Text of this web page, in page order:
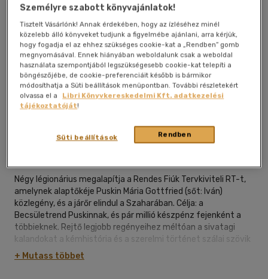
Beleolvasok
Négy légionárius megalapítja a Rendes Fiúk Tervkiviteli RT-t,
amelynek alaptőkéje Puskin Mária Gottfried (sőt: Iván)
közlegény, és a járőr elindul a Szaharában. Célja: a
Becsületrend Puskinnak, és pár millió készpénz fejenként a
többieknek. Rejtő legjobb regényeihez méltóan a sivatagi
kalandokat a kémhistória és a szerelmi történet szálai szövik
át.
+ Mutass többet
Személyre szabott könyvajánlatok!
Tisztelt Vásárlónk! Annak érdekében, hogy az ízléséhez minél
közelebb álló könyveket tudjunk a figyelmébe ajánlani, arra kérjük,
hogy fogadja el az ehhez szükséges cookie-kat a „Rendben” gomb
megnyomásával. Ennek hiányában weboldalunk csak a weboldal
használata szempontjából legszükségesebb cookie-kat telepíti a
böngészőjébe, de cookie-preferenciáit később is bármikor
módosíthatja a Süti beállítások menüpontban. További részletekért
olvassa el a
Libri Könyvkereskedelmi Kft. adatkezelési
tájékoztatóját!
Rendben
Süti beállítások